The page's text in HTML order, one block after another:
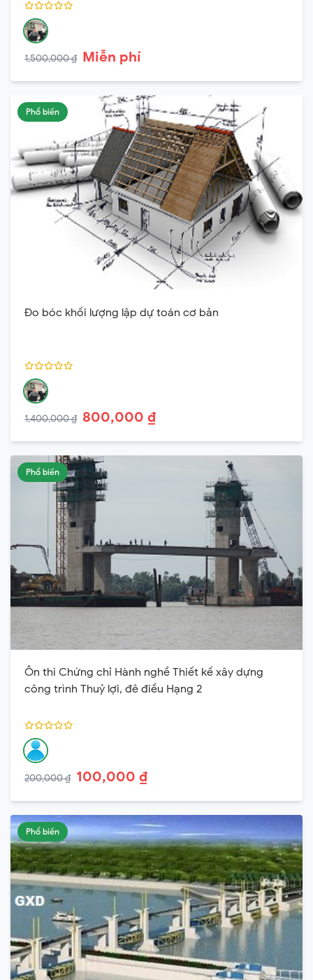
1,500,000 ₫ Miễn phí
Phổ biến
Đo bóc khối lượng lập dự toán cơ bản
1,400,000 ₫ 800,000 ₫
Phổ biến
Ôn thi Chứng chỉ Hành nghề Thiết kế xây dựng
công trình Thuỷ lợi, đê điều Hạng 2
200,000 ₫ 100,000 ₫
Phổ biến